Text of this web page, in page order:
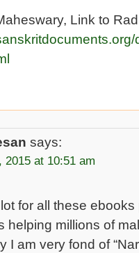
Link to
says:
2015 at 10:51 am
for all these
helping millions of
I am very fond of